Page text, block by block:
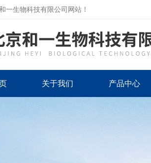
一生物科技有限公司网站！
关于我们 产品中心